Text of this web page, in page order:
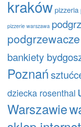
krakówpizzeria
pizzerie warszawa
bankiety
Poznań
dziecka rosenthal
Warszawie